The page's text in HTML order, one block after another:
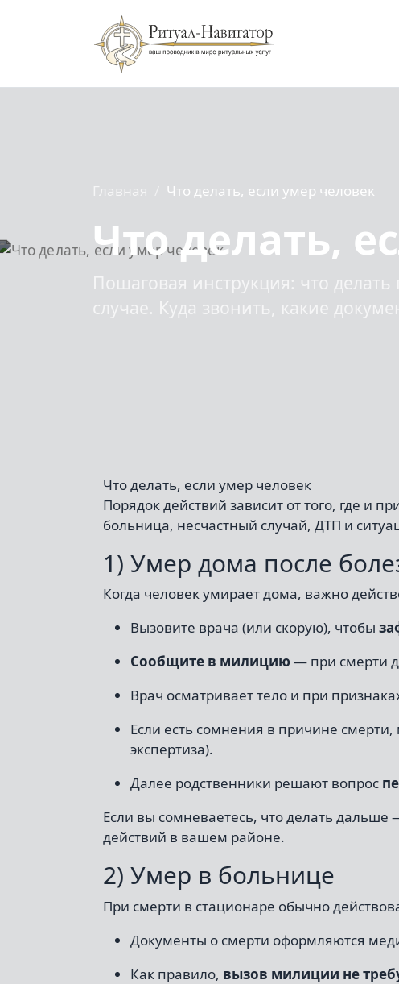
Главная Что делать, если умер человек
Что делать,
Пошаговая инструкция: что
случае. Куда звонить, какие
Что делать, если умер человек
Порядок действий зависит от того, где и
больница, несчастный случай, ДТП и
1) Умер дома после
Когда человек умирает дома, важно
Вызовите врача (или скорую), чтобы
Сообщите в милицию — при смерти
Врач осматривает тело и при
Если есть сомнения в причине смерти,
экспертиза).
Далее родственники решают вопрос
Если вы сомневаетесь, что делать
действий в вашем районе.
2) Умер в больнице
При смерти в стационаре обычно
Документы о смерти оформляются
Как правило, вызов милиции не